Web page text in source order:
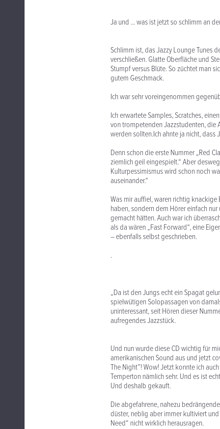
Ja und ... was ist jetzt so schlimm an
Schlimm ist, das Jazzy Lounge Tunes
verschließen. Glatte Oberfläche und
Stumpf versus Blüte. So züchtet man
gutem Geschmack.
Ich war sehr voreingenommen
Ich erwartete Samples, Scratches,
von trompetenden Jazzstudenten, die
werden sollten.Ich ahnte ja nicht,
Denn schon die erste Nummer „Red
ziemlich geil eingespielt.“ Aber
Kulturpessimismus wird schon noch
auseinander.“
Was mir auffiel, waren richtig
haben, sondern dem Hörer einfach
gemacht hätten. Auch war ich
als da wären „Fast Forward“, eine
– ebenfalls selbst geschrieben.
.
„Da ist den Jungs echt ein Spagat
spielwütigen Solopassagen von
uninteressant, seit Hören dieser
aufregendes Jazzstück.
Und nun wurde diese CD wichtig für
amerikanischen Sound aus und jetzt
The Night”! Wow! Jetzt konnte ich
Temperton nämlich sehr. Und es ist
Und deshalb gekauft.
Die abgefahrene, nahezu
düster, neblig aber immer kultiviert
Need“ nicht wirklich herausragen.